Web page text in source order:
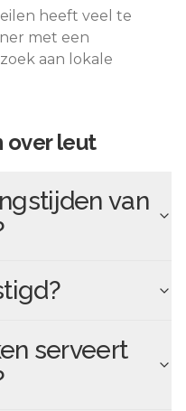
heeft veel te
met een
aan lokale
overleut
van
serveert